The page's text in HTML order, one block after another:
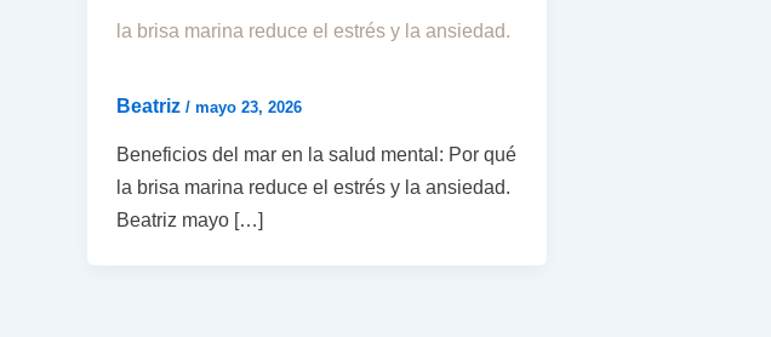
la brisa marina reduce el estrés y la ansiedad.
Beatriz / mayo 23, 2026
Beneficios del mar en la salud mental: Por qué
la brisa marina reduce el estrés y la ansiedad.
Beatriz mayo […]